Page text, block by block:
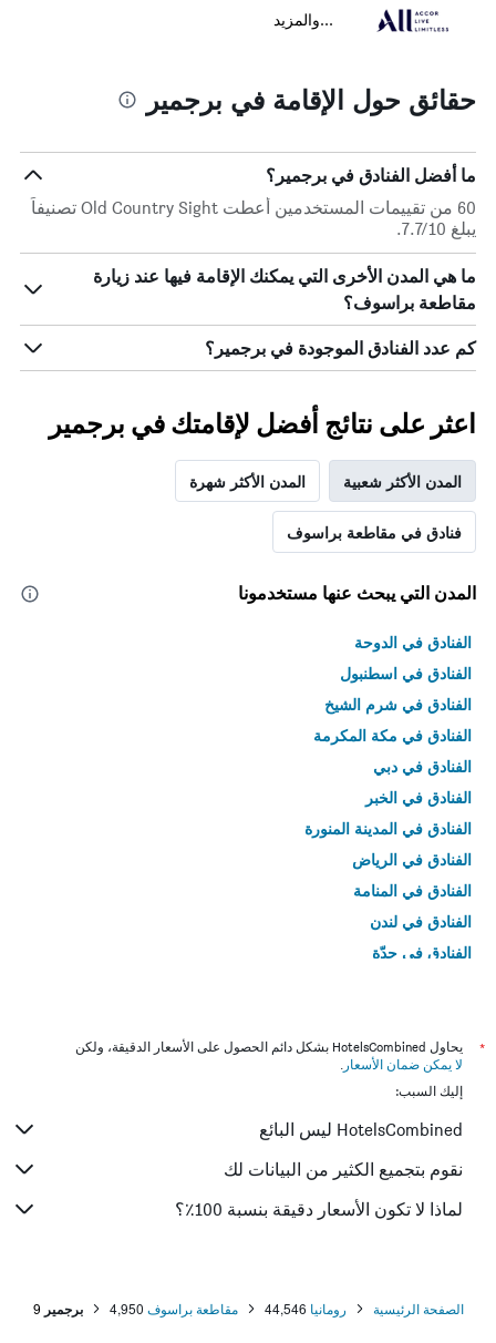
...والمزيد
حقائق حول الإقامة في برجمير
ما أفضل الفنادق في برجمير؟
60 من تقييمات المستخدمين أعطت Old Country Sight تصنيفاً
يبلغ 7.7/10.
ما هي المدن الأخرى التي يمكنك الإقامة فيها عند زيارة
مقاطعة براسوف؟
كم عدد الفنادق الموجودة في برجمير؟
اعثر على نتائج أفضل لإقامتك في برجمير
المدن الأكثر شعبية المدن الأكثر شهرة
فنادق في مقاطعة براسوف
المدن التي يبحث عنها مستخدمونا
الفنادق في الدوحة
الفنادق في اسطنبول
الفنادق في شرم الشيخ
الفنادق في مكة المكرمة
الفنادق في دبي
الفنادق في الخبر
الفنادق في المدينة المنورة
الفنادق في الرياض
الفنادق في المنامة
الفنادق في لندن
الفنادق في جدّة
*
يحاول HotelsCombined بشكل دائم الحصول على الأسعار الدقيقة، ولكن
لا يمكن ضمان الأسعار .
إليك السبب:
HotelsCombined ليس البائع
نقوم بتجميع الكثير من البيانات لك
لماذا لا تكون الأسعار دقيقة بنسبة 100٪؟
الصفحة الرئيسية رومانيا 44,546 مقاطعة براسوف 4,950 برجمير 9